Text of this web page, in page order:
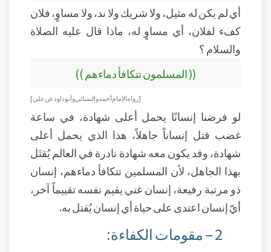
أي لم يكن له مثيل، ولا شريك ولا ند، ولا مساوٍ، فلان
كفء لفلان، أي مساوٍ له، ماذا قال عليه الصلاة
والسلام ؟
(( المسلمون تتكافأ دماءهم ))
[رواه الإمام أحمد والنسائي وأبو داود عن علي ]
لو فرضنا إنسانًا يحمل أعلى شهادة، في ساعة
غضب قتل إنساناً جاهلاً، هذا الذي يحمل أعلى
شهادة، وقد يكون معه شهادة نادرة في العالم يُقتَل
بهذا الجاهل، لأن المسلمين تتكافأ دماءهم، إنسان
ذو مرتبة رفيعة، إنسان غني يقيم نفسه تقييماً آخر،
أيّ إنسان اعتدى على حياة أي إنسان يُقتل به.
2 – مقومات الكفاءة: